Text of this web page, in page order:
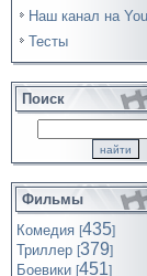
Наш канал на
Тесты
Поиск
Фильмы
Комедия [435]
Триллер [379]
Боевики [451]